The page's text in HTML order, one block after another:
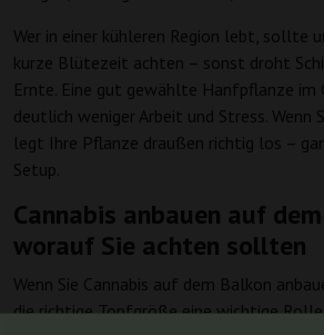
Wer in einer kühleren Region lebt, sollte
kurze Blütezeit achten – sonst droht
Ernte. Eine gut gewählte Hanfpflanze im
deutlich weniger Arbeit und Stress. Wenn
legt Ihre Pflanze draußen richtig los –
Setup.
Cannabis anbauen auf
worauf Sie achten sollten
Wenn Sie Cannabis auf dem Balkon
die richtige Topfgröße eine wichtige